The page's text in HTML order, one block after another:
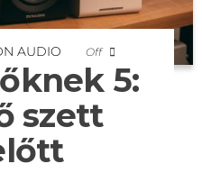
AUDIO Off
5:
szett